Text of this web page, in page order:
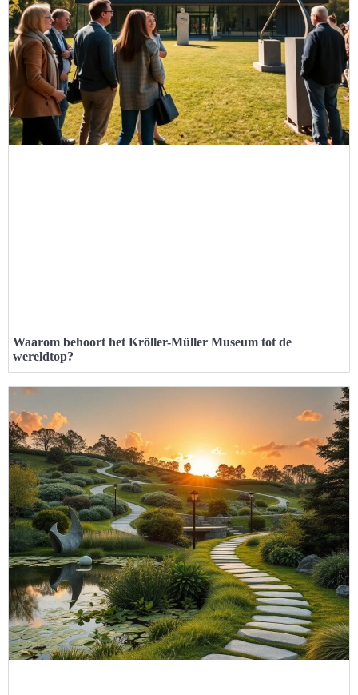
Waarom behoort het Kröller-Müller Museum tot de
wereldtop?